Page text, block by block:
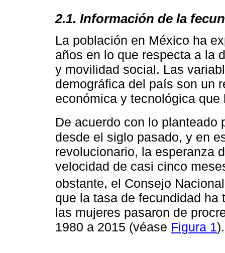
2.1. Información de la
La población en México ha
años en lo que respecta a la
y movilidad social. Las
demográfica del país son un
económica y tecnológica
De acuerdo con lo planteado
desde el siglo pasado, y en
revolucionario, la esperanza
velocidad de casi cinco
obstante, el Consejo
que la tasa de fecundidad
las mujeres pasaron de
1980 a 2015 (véase Figura 1).